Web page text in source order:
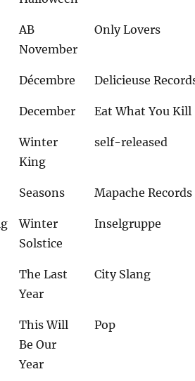
AB
November
Only Lovers
Décembre Delicieuse
December Eat What You Kill
Winter
King
self-released
Seasons Mapache Records
Winter
Solstice
Inselgruppe
The Last
Year
City Slang
This Will
Be Our
Year
Pop